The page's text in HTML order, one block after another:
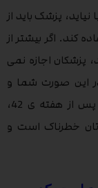
پزشک باید از
کند. اگر بیشتر از
پزشکان اجازه نمی
در این صورت شما و
فرزندتان در معرض خطر قرار خواهید گرفت. پس از هفته ی 42،
خطرناک است و